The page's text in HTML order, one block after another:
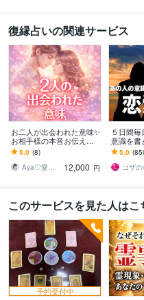
復縁占いの関連サービス
お二人が出会われた意味✨
お相手様の本音お伝えし
ます ✨霊感タロットオラ
クルカードでお伝えしま
す✨
5.0 (8)
Aya♡愛と光のスピリチュアルガイド
12,000 円
５日間
意識を書
の気持ち
想い/複
般
5.0
コザ
このサービスを見た人は
予約受付中